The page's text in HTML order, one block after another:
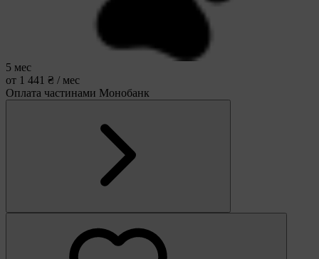
5 мес
от 1 441 ₴ / мес
Оплата частинами Монобанк